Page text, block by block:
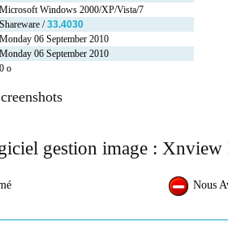
Microsoft Windows 2000/XP/Vista/7
Shareware /33.4030
Monday 06 September 2010
Monday 06 September 2010
0 o
gestion image : Xnview
Nous